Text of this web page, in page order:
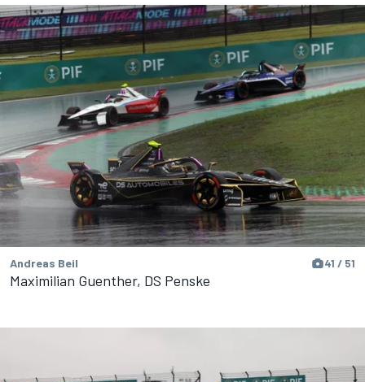
Andreas Beil 41 / 51
Maximilian Guenther, DS Penske